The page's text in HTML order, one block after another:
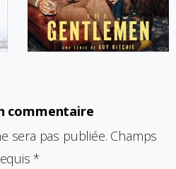
commentaire
sera pas publiée. Champs
*